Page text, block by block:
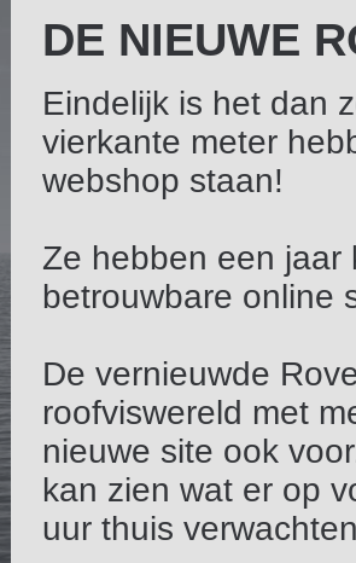
DE NIEUWE
Eindelijk is het dan
vierkante meter
webshop staan!
Ze hebben een jaar
betrouwbare online
De vernieuwde
roofviswereld met
nieuwe site ook
kan zien wat er op
uur thuis